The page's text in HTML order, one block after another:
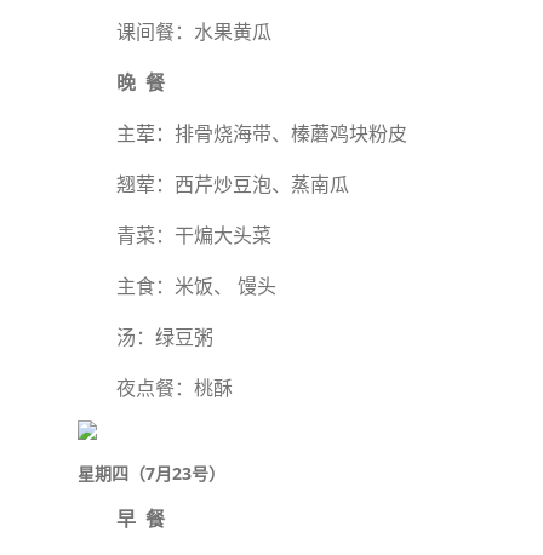
课间餐：水果黄瓜
晚 餐
主荤：排骨烧海带、榛蘑鸡块粉皮
翘荤：西芹炒豆泡、蒸南瓜
青菜：干煸大头菜
主食：米饭、 馒头
汤：绿豆粥
夜点餐：桃酥
星期四（7月23号）
早 餐